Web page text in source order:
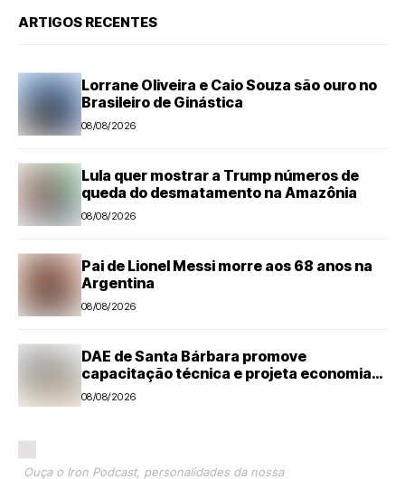
ARTIGOS RECENTES
Lorrane Oliveira e Caio Souza são ouro no
Brasileiro de Ginástica
08/08/2026
Lula quer mostrar a Trump números de
queda do desmatamento na Amazônia
08/08/2026
Pai de Lionel Messi morre aos 68 anos na
Argentina
08/08/2026
DAE de Santa Bárbara promove
capacitação técnica e projeta economia
anual de mais de R$ 300 mil com eficiência
energética
08/08/2026
Ouça o Iron Podcast, personalidades da nossa